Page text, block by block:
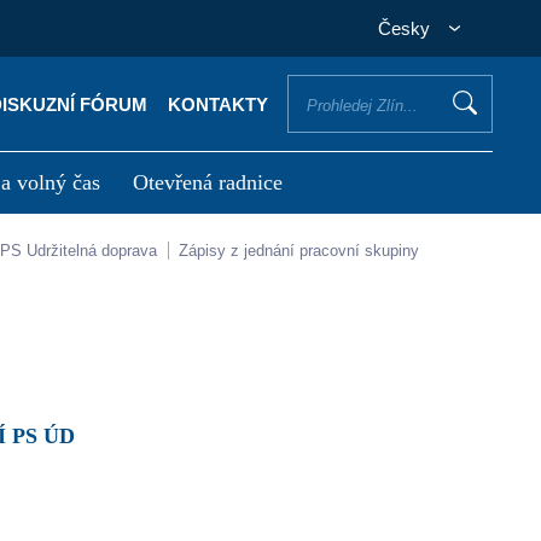
Česky
FÓRUM KONTAKTY
volný čas Otevřená radnice
vyřídit Potřebuji zaplatit
PS Udržitelná doprava
Zápisy z jednání pracovní skupiny
PS ÚD